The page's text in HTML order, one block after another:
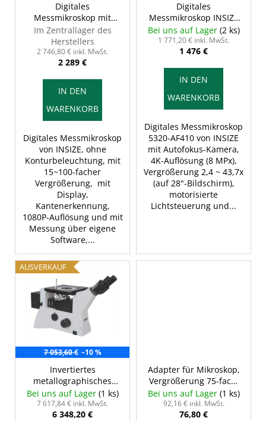
Digitales
Messmikroskop mit
Display ISM-DL300
INSIZE
Im Zentrallager des
Herstellers
2 746,80 € inkl. MwSt.
2 289 €
IN DEN
WARENKORB
Digitales Messmikroskop
von INSIZE, ohne
Konturbeleuchtung, mit
15~100-facher
Vergrößerung, mit
Display,
Kantenerkennung,
1080P-Auflösung und mit
Messung über eigene
Software,...
Digitales
Messmikroskop INSIZE
5320-AF410
Bei uns auf Lager (2 ks)
1 771,20 € inkl. MwSt.
1 476 €
IN DEN
WARENKORB
Digitales Messmikroskop
5320-AF410 von INSIZE
mit Autofokus-Kamera,
4K-Auflösung (8 MPx),
Vergrößerung 2,4 ~ 43,7x
(auf 28"-Bildschirm),
motorisierte
Lichtsteuerung und...
AUSVERKAUF
7 053,60 € –10 %
Invertiertes
metallographisches
Mikroskop INSIZE 5103-
M1000BD
Bei uns auf Lager (1 ks)
7 617,84 € inkl. MwSt.
6 348,20 €
Adapter für Mikroskop,
Vergrößerung 75-fach,
INSIZE ISM-AD-075
Bei uns auf Lager (1 ks)
92,16 € inkl. MwSt.
76,80 €